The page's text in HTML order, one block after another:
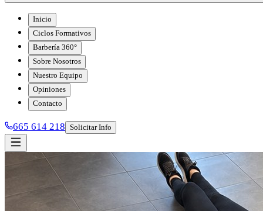
Inicio
Ciclos Formativos
Barbería 360°
Sobre Nosotros
Nuestro Equipo
Opiniones
Contacto
665 614 218 Solicitar Info